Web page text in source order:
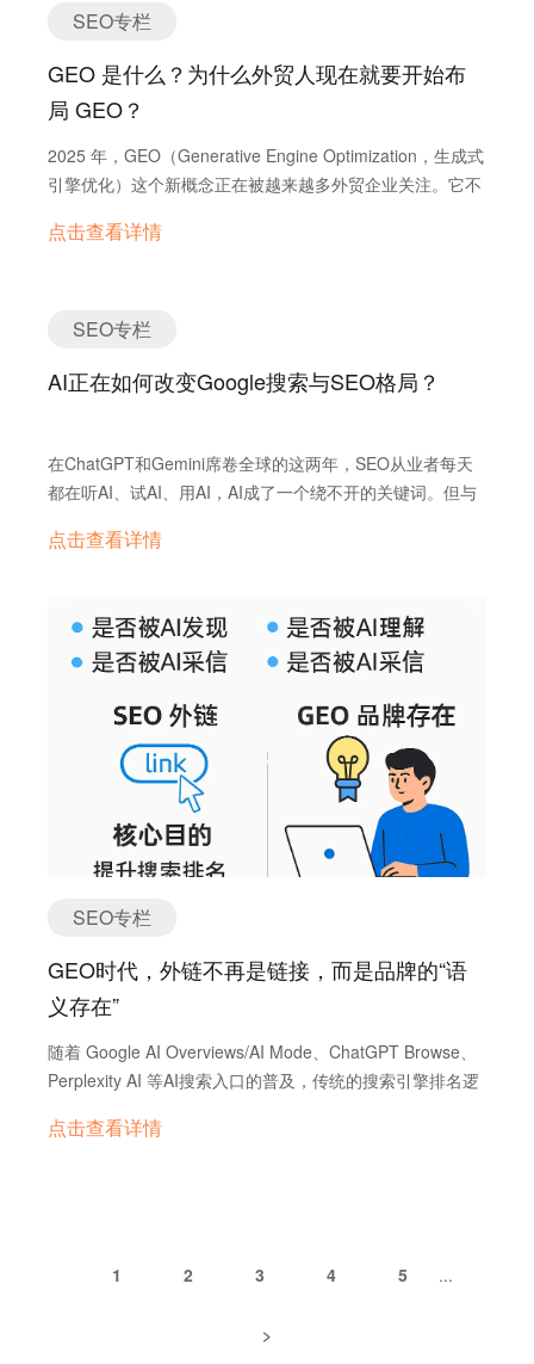
AI在抓信息时更容易选中你。 …
NYC活动上，Google发言人就说，他们要花更多精力提升独
期。你现在做，成本是最低的，回报是稳定的。 二、SEO
要怎么做？不是“加几个关键词”这么简单 很多人以为SEO
了。 不行。你要真想把独立站SEO做好，起码这几个步骤
得有： 1. 先想清楚你要啥 你是想要曝光？想要询盘？还
是想让客户觉得你够专业？ 举个例子，一个做激光脱毛仪
毛仪？ 美容院和家用设备有什么差别？ 脱毛仪出口东欧需
要什么认证？ …
SEO专栏
GEO 是什么？为什么外贸人现在就要开始布
局 GEO？
2025 年，GEO（Generative Engine Optimization，生成式
引擎优化）这个新概念正在被越来越多外贸企业关注。它不
AI 在回答用户问题时主动引用你的内容，让你的品牌直接出
发生改变。外贸企业若能尽早布局 GEO，将有机会抢占下
标，是让网站在搜索结果中排名靠前； GEO 的目标，是
时的“引用”机制； SEO 看重关键词与页面优化；GEO 更看
重内容的结构性与专业可信度（EEAT 原则）； SEO 以链
接投票为信号；GEO 以内容语义质量为依据，决定是否被
模型采纳为语料。 简单来说，SEO 让人看到你，GEO 让
点击查看详情
SEO专栏
AI正在如何改变Google搜索与SEO格局？
在ChatGPT和Gemini席卷全球的这两年，SEO从业者每天
都在听AI、试AI、用AI，AI成了一个绕不开的关键词。但与
变SEO的？这种改变到底有多深？ Google的搜索结果，现
优化？ 别的公司已经开始用AI了，我该怎么追上去？ 本篇
文章汇总了过去两年AI与搜索领域的核心研究、行业案例和
——从模糊到明确，从被动接受到主动应对。 一、AI正在如
何影响SEO逻辑？ 1.1 搜索算法“AI化”，内容匹配机制彻底
重塑 Google在算法演进过程中，从RankBrain开始就走上
了AI驱动的路径。之后的BERT、MUM，再到现在的AI
Overview和Gemini，都是在解决一件事：如何更“像人类”地
理解搜索者想要的东西。 RankBrain：根据点击行为和历
然语言处理理解查询中词与词之间的关系； MUM（多任务
问题； Gemini：具备多模态能力，理解图文混合的网页结
构，并能生成新的内容摘要。 ✅ 对SEO的影响： 传统
的是：你的内容是否在结构上、语义上、深度上真正解决了
用户问题。 1.2 语音搜索和AI助手重塑关键词策略 随着
Siri、Alexa、Google Assistant等语音助手普及，越来越多
像是“能对话的回答”，而非“关键词拼图”。 🔁 策略建议：
带来内容生产“量变”与“质疑” 过去SEO的“核心生产力”是文
点击查看详情
SEO专栏
GEO时代，外链不再是链接，而是品牌的“语
义存在”
随着 Google AI Overviews/AI Mode、ChatGPT Browse、
Perplexity AI 等AI搜索入口的普及，传统的搜索引擎排名逻
再是唯一通道，GEO（Generative Engine Optimization）
有意义吗？ 答案是：有，但不是你理解的那种“SEO外
就是链接——无论隐藏的、锚文本的、刷来的、自动生成
点击查看详情
1 2 3 4 5 ...
>